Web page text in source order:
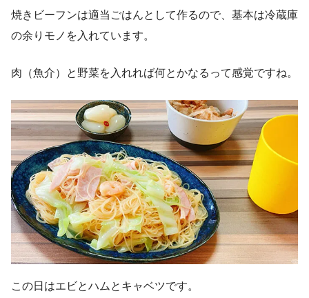
焼きビーフンは適当ごはんとして作るので、基本は冷蔵庫
の余りモノを入れています。
肉（魚介）と野菜を入れれば何とかなるって感覚ですね。
この日はエビとハムとキャベツです。